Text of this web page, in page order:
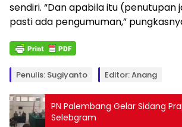
sendiri. “Dan apabila itu (penutupan
pasti ada pengumuman,”
Penulis: Sugiyanto Editor: Anang
PN Palembang Gelar Sidang
Selebgram